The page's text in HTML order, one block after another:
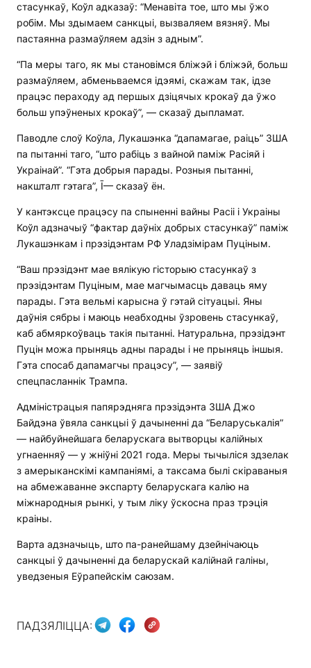
стасункаў, Коўл адказаў: “Менавіта тое, што мы ўжо
робім. Мы здымаем санкцыі, вызваляем вязняў. Мы
пастаянна размаўляем адзін з адным”.
“Па меры таго, як мы становімся бліжэй і бліжэй, больш
размаўляем, абменьваемся ідэямі, скажам так, ідзе
працэс пераходу ад першых дзіцячых крокаў да ўжо
больш упэўненых крокаў”, — сказаў дыпламат.
Паводле слоў Коўла, Лукашэнка “дапамагае, раіць” ЗША
па пытанні таго, “што рабіць з вайной паміж Расіяй і
Украінай”. “Гэта добрыя парады. Розныя пытанні,
накшталт гэтага”, Ī— сказаў ён.
У кантэксце працэсу па спыненні вайны Расіі і Украіны
Коўл адзначыў “фактар ​​даўніх добрых стасункаў” паміж
Лукашэнкам і прэзідэнтам РФ Уладзімірам Пуціным.
“Ваш прэзідэнт мае вялікую гісторыю стасункаў з
прэзідэнтам Пуціным, мае магчымасць даваць яму
парады. Гэта вельмі карысна ў гэтай сітуацыі. Яны
даўнія сябры і маюць неабходны ўзровень стасункаў,
каб абмяркоўваць такія пытанні. Натуральна, прэзідэнт
Пуцін можа прыняць адны парады і не прыняць іншыя.
Гэта спосаб дапамагчы працэсу”, — заявіў
спецпасланнік Трампа.
Адміністрацыя папярэдняга прэзідэнта ЗША Джо
Байдэна ўвяла санкцыі ў дачыненні да “Беларуськалія”
— найбуйнейшага беларускага вытворцы калійных
угнаенняў — у жніўні 2021 года. Меры тычыліся здзелак
з амерыканскімі кампаніямі, а таксама былі скіраваныя
на абмежаванне экспарту беларускага калію на
міжнародныя рынкі, у тым ліку ўскосна праз трэція
краіны.
Варта адзначыць, што па-ранейшаму дзейнічаюць
санкцыі ў дачыненні да беларускай калійнай галіны,
уведзеныя Еўрапейскім саюзам.
ПАДЗЯЛІЦЦА: